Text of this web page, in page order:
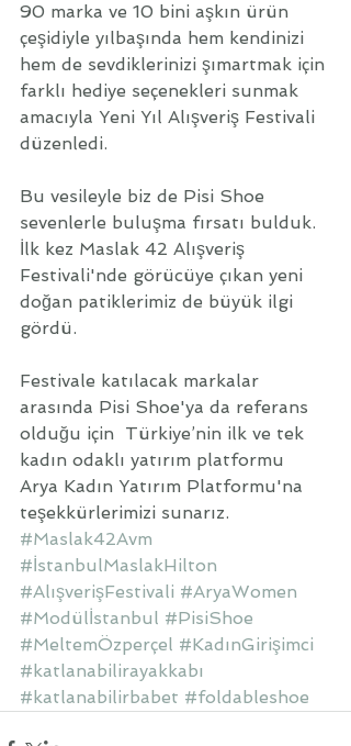
90 marka ve 10 bini aşkın ürün
çeşidiyle yılbaşında hem kendinizi
hem de sevdiklerinizi şımartmak için
farklı hediye seçenekleri sunmak
amacıyla Yeni Yıl Alışveriş Festivali
düzenledi.
Bu vesileyle biz de Pisi Shoe
sevenlerle buluşma fırsatı bulduk.
İlk kez Maslak 42 Alışveriş
Festivali'nde görücüye çıkan yeni
doğan patiklerimiz de büyük ilgi
gördü.
Festivale katılacak markalar
arasında Pisi Shoe'ya da referans
olduğu için  Türkiye’nin ilk ve tek
kadın odaklı yatırım platformu
Arya Kadın Yatırım Platformu'na
teşekkürlerimizi sunarız.
#Maslak42Avm
#İstanbulMaslakHilton
#AlışverişFestivali #AryaWomen
#Modülİstanbul #PisiShoe
#MeltemÖzperçel #KadınGirişimci
#katlanabilirayakkabı
#katlanabilirbabet #foldableshoe